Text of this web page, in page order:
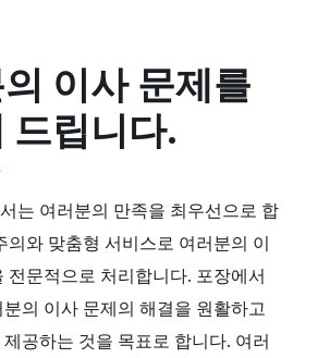
이사 문제를
드립니다.
는 여러분의 만족을 최우선으로 합
의와 맞춤형 서비스로 여러분의 이
전문적으로 처리합니다. 포장에서
의 이사 문제의 해결을 원활하고
공하는 것을 목표로 합니다. 여러